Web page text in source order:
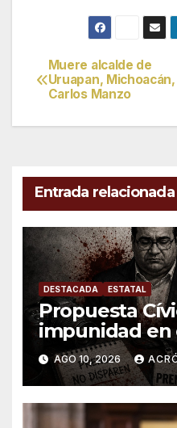
Navegación
de
Muere alcalde de
Uruapan, Michoacán,
Carlos Manzo
Entrada relacionada
DESTACADA ESTATAL
Propuesta
impunidad en
contra
Veracruz
AGO 10, 2026